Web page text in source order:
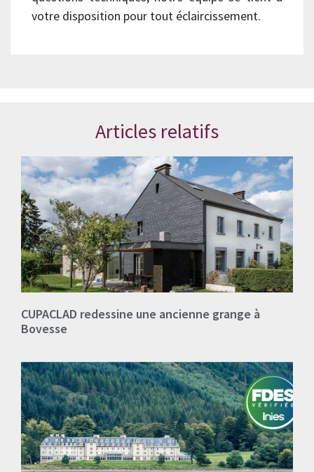
votre disposition pour tout éclaircissement.
Articles relatifs
CUPACLAD redessine une ancienne grange à
Bovesse